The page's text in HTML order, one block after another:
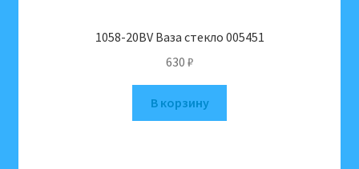
1058-20BV Ваза стекло 005451
630 ₽
В корзину